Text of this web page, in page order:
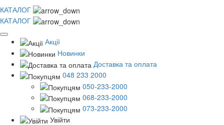
КАТАЛОГ
КАТАЛОГ
Акції
Новинки
Доставка та оплата
048 233 2000
050-233-2000
068-233-2000
073-233-2000
Увійти